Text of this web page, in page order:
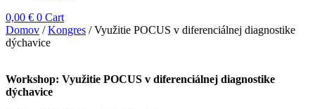
0,00 € 0 Cart
Domov /Kongres / Využitie POCUS v diferenciálnej diagnostike
dýchavice
Workshop: Využitie POCUS v diferenciálnej diagnostike
dýchavice